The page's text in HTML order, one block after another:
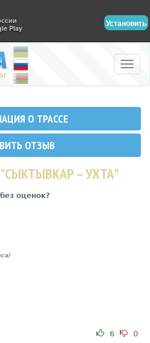
Play
Установить
Toggle
О ТРАССЕ
ОТЗЫВ
– УХТА"
оценок?
6 0